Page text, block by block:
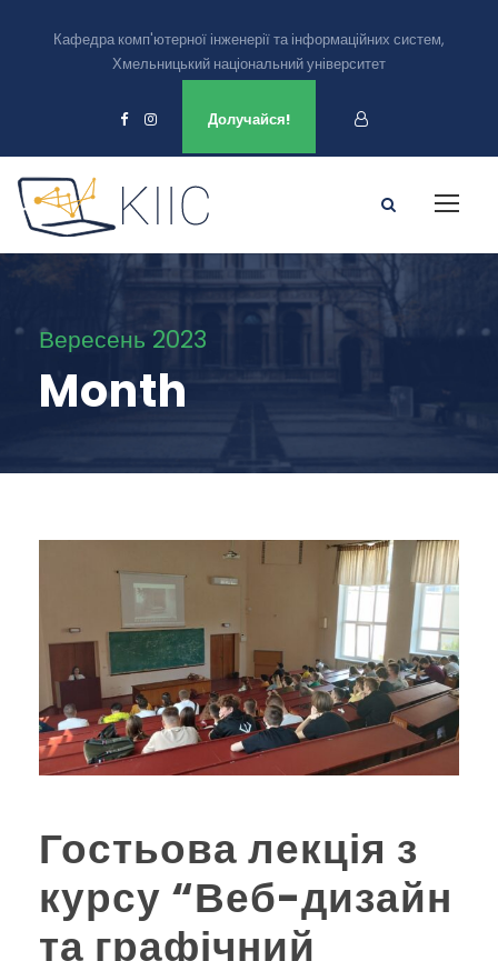
Кафедра комп'ютерної інженерії та інформаційних систем,
Хмельницький національний університет
Долучайся!
Вересень 2023
Month
Гостьова лекція з
курсу “Веб-дизайн
та графічний